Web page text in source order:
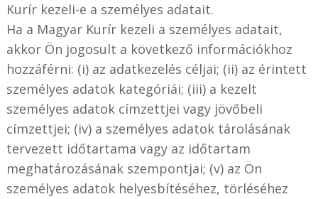
Kurír kezeli-e a személyes adatait.
Ha a Magyar Kurír kezeli a személyes adatait,
akkor Ön jogosult a következő információkhoz
hozzáférni: (i) az adatkezelés céljai; (ii) az érintett
személyes adatok kategóriái; (iii) a kezelt
személyes adatok címzettjei vagy jövőbeli
címzettjei; (iv) a személyes adatok tárolásának
tervezett időtartama vagy az időtartam
meghatározásának szempontjai; (v) az Ön
személyes adatok helyesbítéséhez, törléséhez